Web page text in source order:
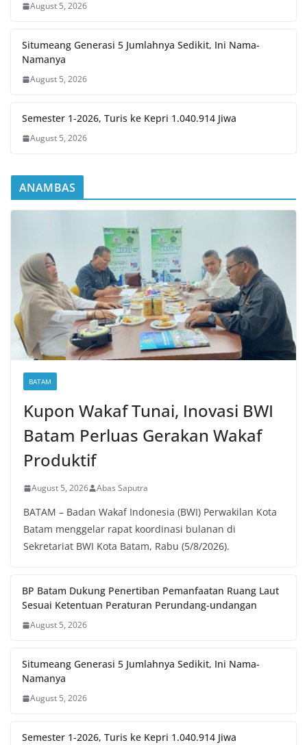
August 5, 2026
Situmeang Generasi 5 Jumlahnya Sedikit, Ini Nama-
Namanya
August 5, 2026
Semester 1-2026, Turis ke Kepri 1.040.914 Jiwa
August 5, 2026
ANAMBAS
BATAM
Kupon Wakaf Tunai, Inovasi BWI
Batam Perluas Gerakan Wakaf
Produktif
August 5, 2026 Abas Saputra
BATAM – Badan Wakaf Indonesia (BWI) Perwakilan Kota
Batam menggelar rapat koordinasi bulanan di
Sekretariat BWI Kota Batam, Rabu (5/8/2026).
BP Batam Dukung Penertiban Pemanfaatan Ruang Laut
Sesuai Ketentuan Peraturan Perundang-undangan
August 5, 2026
Situmeang Generasi 5 Jumlahnya Sedikit, Ini Nama-
Namanya
August 5, 2026
Semester 1-2026, Turis ke Kepri 1.040.914 Jiwa